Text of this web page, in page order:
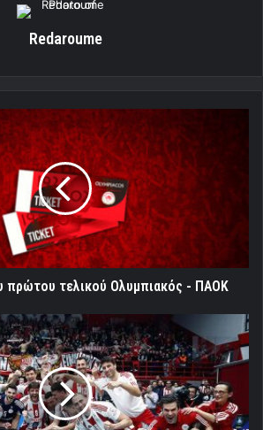
Redaroume
πρώτου τελικού Ολυμπιακός - ΠΑΟΚ